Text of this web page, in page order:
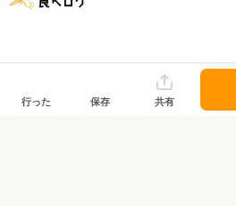
行った 保存 共有